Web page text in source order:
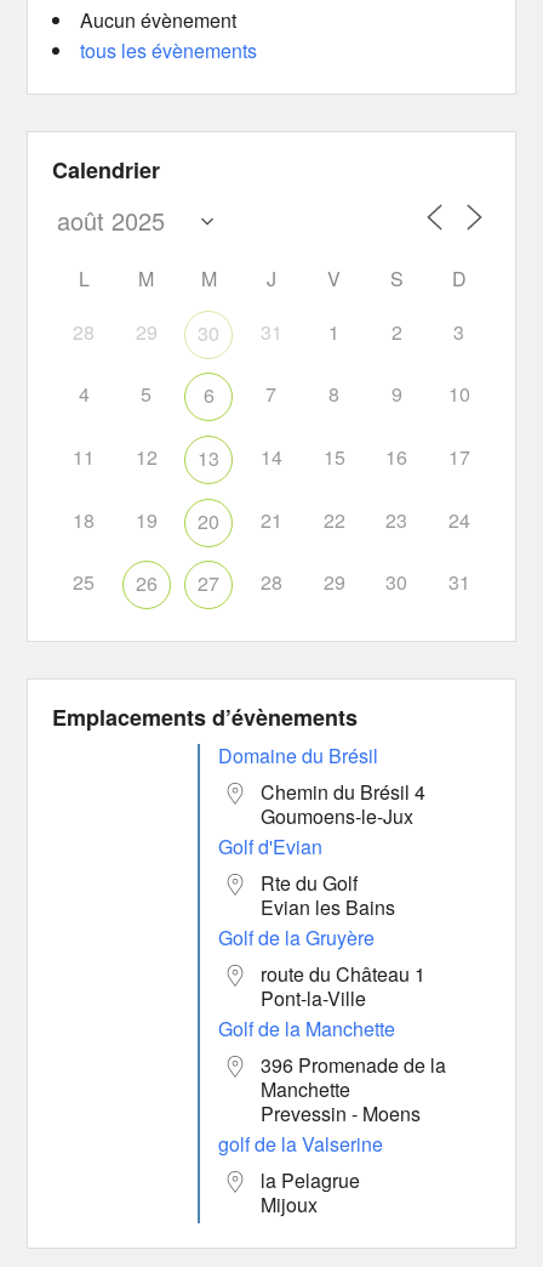
Aucun évènement
tous les évènements
Calendrier
L M M J V S
D
28
29 30 31 1 2 3
4 5 6 7 8 9 10
11 12 13 14 15 16 17
18 19 20 21 22 23 24
25 26 27 28 29 30 31
Emplacements d’évènements
Domaine du Brésil
Chemin du Brésil 4
Goumoens-le-Jux
Golf d'Evian
Rte du Golf
Evian les Bains
Golf de la Gruyère
route du Château 1
Pont-la-Ville
Golf de la Manchette
396 Promenade de la
Manchette
Prevessin - Moens
golf de la Valserine
la Pelagrue
Mijoux